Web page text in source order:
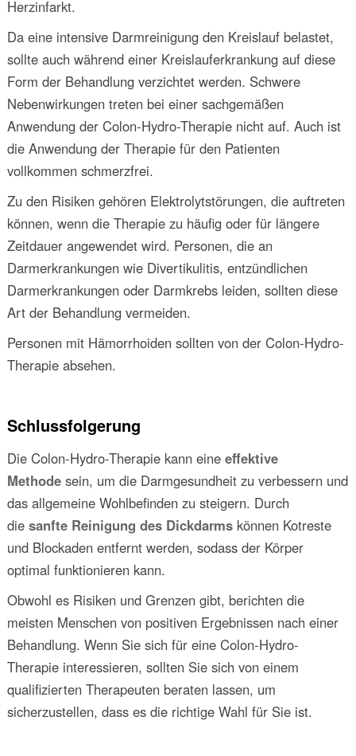
Herzinfarkt.
Da eine intensive Darmreinigung den Kreislauf belastet,
sollte auch während einer Kreislauferkrankung auf diese
Form der Behandlung verzichtet werden. Schwere
Nebenwirkungen treten bei einer sachgemäßen
Anwendung der Colon-Hydro-Therapie nicht auf. Auch ist
die Anwendung der Therapie für den Patienten
vollkommen schmerzfrei.
Zu den Risiken gehören Elektrolytstörungen, die auftreten
können, wenn die Therapie zu häufig oder für längere
Zeitdauer angewendet wird. Personen, die an
Darmerkrankungen wie Divertikulitis, entzündlichen
Darmerkrankungen oder Darmkrebs leiden, sollten diese
Art der Behandlung vermeiden.
Personen mit Hämorrhoiden sollten von der Colon-Hydro-
Therapie absehen.
Schlussfolgerung
Die Colon-Hydro-Therapie kann eine effektive
Methodesein, um die Darmgesundheit zu verbessern und
das allgemeine Wohlbefinden zu steigern. Durch
die sanfte Reinigung des Dickdarmskönnen Kotreste
und Blockaden entfernt werden, sodass der Körper
optimal funktionieren kann.
Obwohl es Risiken und Grenzen gibt, berichten die
meisten Menschen von positiven Ergebnissen nach einer
Behandlung. Wenn Sie sich für eine Colon-Hydro-
Therapie interessieren, sollten Sie sich von einem
qualifizierten Therapeuten beraten lassen, um
sicherzustellen, dass es die richtige Wahl für Sie ist.